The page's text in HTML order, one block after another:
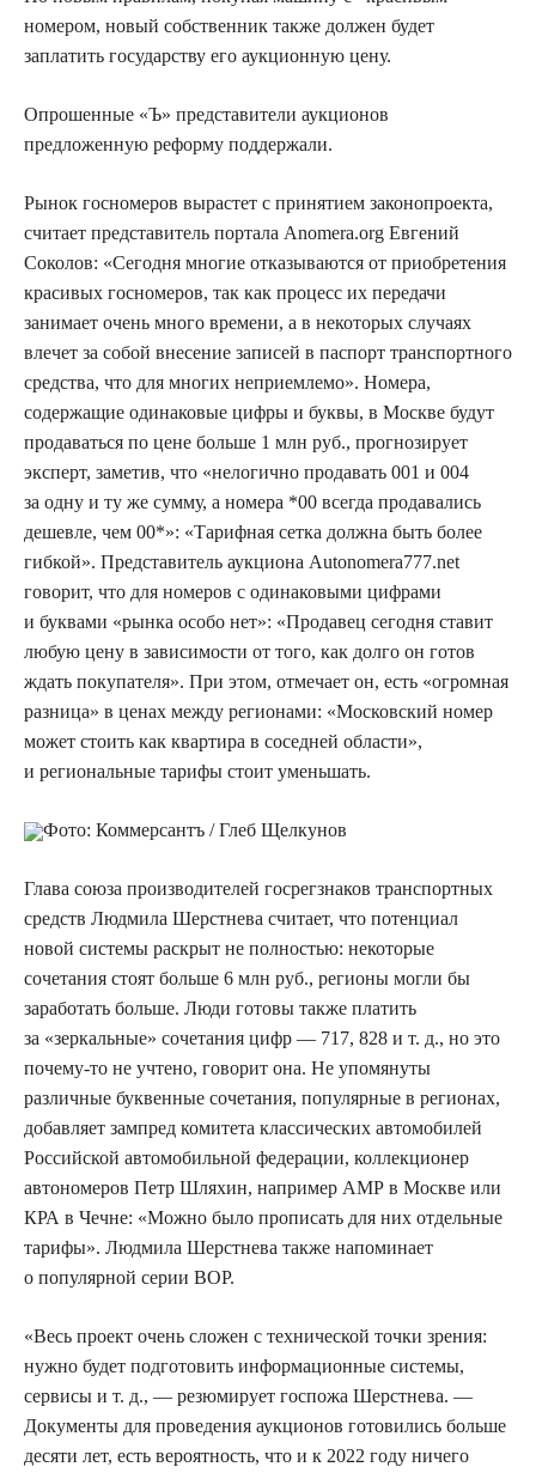
номером, новый собственник также должен будет
заплатить государству его аукционную цену.
Опрошенные «Ъ» представители аукционов
предложенную реформу поддержали.
Рынок госномеров вырастет с принятием законопроекта,
считает представитель портала Anomera.org Евгений
Соколов: «Сегодня многие отказываются от приобретения
красивых госномеров, так как процесс их передачи
занимает очень много времени, а в некоторых случаях
влечет за собой внесение записей в паспорт транспортного
средства, что для многих неприемлемо». Номера,
содержащие одинаковые цифры и буквы, в Москве будут
продаваться по цене больше 1 млн руб., прогнозирует
эксперт, заметив, что «нелогично продавать 001 и 004
за одну и ту же сумму, а номера *00 всегда продавались
дешевле, чем 00*»: «Тарифная сетка должна быть более
гибкой». Представитель аукциона Autonomera777.net
говорит, что для номеров с одинаковыми цифрами
и буквами «рынка особо нет»: «Продавец сегодня ставит
любую цену в зависимости от того, как долго он готов
ждать покупателя». При этом, отмечает он, есть «огромная
разница» в ценах между регионами: «Московский номер
может стоить как квартира в соседней области»,
и региональные тарифы стоит уменьшать.
Фото: Коммерсантъ / Глеб Щелкунов
Глава союза производителей госрегзнаков транспортных
средств Людмила Шерстнева считает, что потенциал
новой системы раскрыт не полностью: некоторые
сочетания стоят больше 6 млн руб., регионы могли бы
заработать больше. Люди готовы также платить
за «зеркальные» сочетания цифр — 717, 828 и т. д., но это
почему-то не учтено, говорит она. Не упомянуты
различные буквенные сочетания, популярные в регионах,
добавляет зампред комитета классических автомобилей
Российской автомобильной федерации, коллекционер
автономеров Петр Шляхин, например АМР в Москве или
КРА в Чечне: «Можно было прописать для них отдельные
тарифы». Людмила Шерстнева также напоминает
о популярной серии ВОР.
«Весь проект очень сложен с технической точки зрения:
нужно будет подготовить информационные системы,
сервисы и т. д., — резюмирует госпожа Шерстнева. —
Документы для проведения аукционов готовились больше
десяти лет, есть вероятность, что и к 2022 году ничего